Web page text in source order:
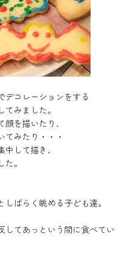
デコレーションをする
てみました。
を描いたり、
てみたり・・・
して描き、
。
しばらく眺める子ども達。
してあっという間に食べてい